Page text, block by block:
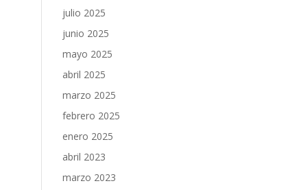
julio 2025
junio 2025
mayo 2025
abril 2025
marzo 2025
febrero 2025
enero 2025
abril 2023
marzo 2023